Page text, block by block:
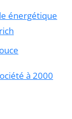
énergétique
à 2000